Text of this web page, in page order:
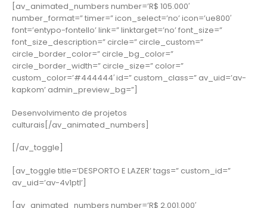
[av_animated_numbers number=’R$ 105.000′
number_format=” timer=” icon_select=’no’ icon=’ue800′
font=’entypo-fontello’ link=” linktarget=’no’ font_size=”
font_size_description=” circle=” circle_custom=”
circle_border_color=” circle_bg_color=”
circle_border_width=” circle_size=” color=”
custom_color=’#444444′ id=” custom_class=” av_uid=’av-
kapkom’ admin_preview_bg=”]
Desenvolvimento de projetos
culturais[/av_animated_numbers]
[/av_toggle]
[av_toggle title=’DESPORTO E LAZER’ tags=” custom_id=”
av_uid=’av-4v1ptl’]
[av_animated_numbers number=’R$ 2.001.000′